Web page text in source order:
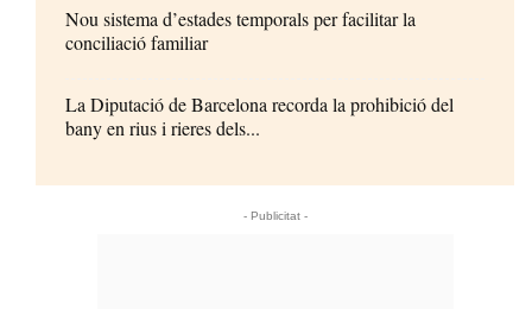
Nou sistema d’estades temporals per facilitar la
conciliació familiar
La Diputació de Barcelona recorda la prohibició del
bany en rius i rieres dels...
- Publicitat -